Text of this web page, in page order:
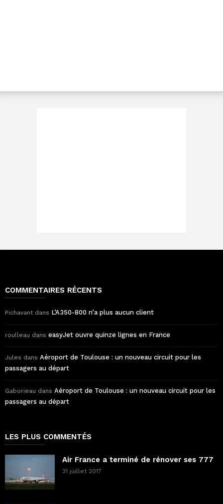
COMMENTAIRES RÉCENTS
Pichavant dans L’A350-800 n’a plus aucun client
roulleau dans easyJet ouvre quinze lignes en France
Jules dans Aéroport de Toulouse : un nouveau circuit pour les
passagers au départ
Gaborieau dans Aéroport de Toulouse : un nouveau circuit pour les
passagers au départ
LES PLUS COMMENTÉS
Air France a terminé de rénover ses 777
31 juillet 2017